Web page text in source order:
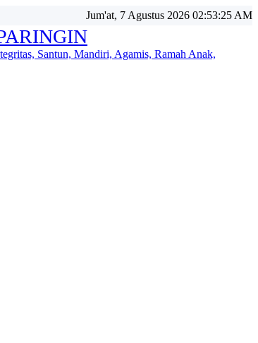
Jum'at, 7 Agustus 2026 02:53:27 AM
Santun, Mandiri, Agamis, Ramah Anak,